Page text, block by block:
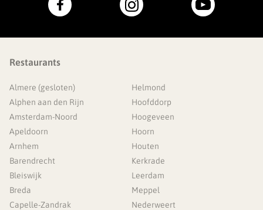
Restaurants
Almere (gesloten)
Alphen aan den Rijn
Amsterdam-Noord
Apeldoorn
Arnhem
Barendrecht
Bleiswijk
Breda
Capelle-Zandrak
Helmond
Hoofddorp
Hoogeveen
Hoorn
Houten
Kerkrade
Leerdam
Meppel
Nederweert